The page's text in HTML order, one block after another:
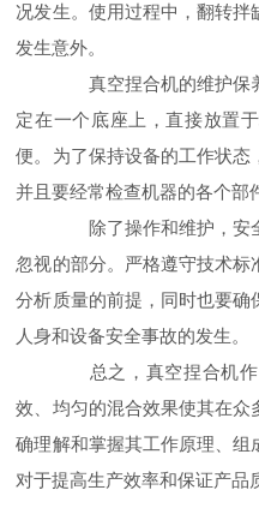
况发生。使用过程中，翻转
发生意外。
真空捏合机的维护保
定在一个底座上，直接放置
便。为了保持设备的工作状态
并且要经常检查机器的各个部
除了操作和维护，安
忽视的部分。严格遵守技术
分析质量的前提，同时也要确
人身和设备安全事故的发生。
总之，真空捏合机作
效、均匀的混合效果使其在众
确理解和掌握其工作原理、组
对于提高生产效率和保证产品